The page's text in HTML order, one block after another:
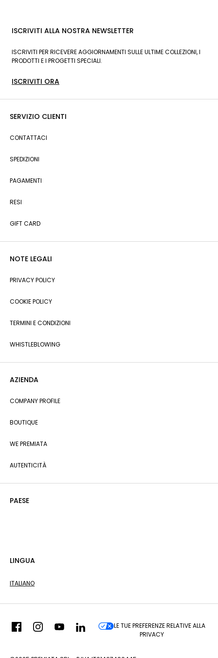
ISCRIVITI ALLA NOSTRA NEWSLETTER
ISCRIVITI PER RICEVERE AGGIORNAMENTI SULLE ULTIME COLLEZIONI, I
PRODOTTI E I PROGETTI SPECIALI.
ISCRIVITI ORA
SERVIZIO CLIENTI
CONTATTACI
SPEDIZIONI
PAGAMENTI
RESI
GIFT CARD
NOTE LEGALI
PRIVACY POLICY
COOKIE POLICY
TERMINI E CONDIZIONI
WHISTLEBLOWING
AZIENDA
COMPANY PROFILE
BOUTIQUE
WE PREMIATA
AUTENTICITÀ
PAESE
LINGUA
ITALIANO
LE TUE PREFERENZE RELATIVE ALLA
PRIVACY